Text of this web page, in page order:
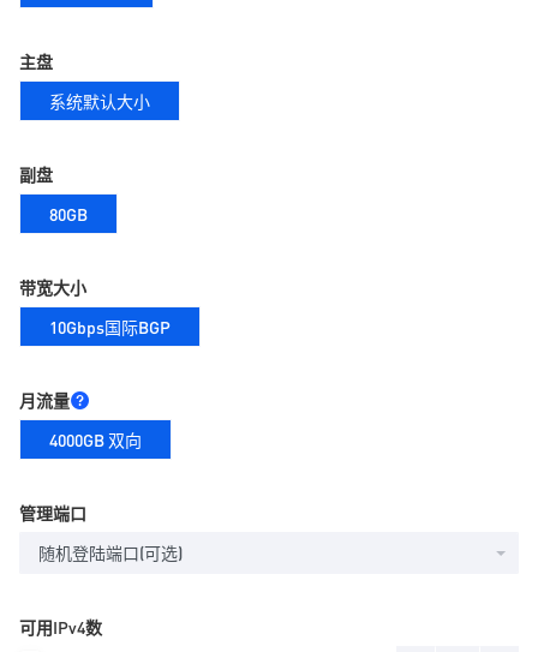
主盘
系统默认大小
副盘
80GB
带宽大小
10Gbps国际BGP
月流量
4000GB 双向
管理端口
随机登陆端口(可选)
可用IPv4数